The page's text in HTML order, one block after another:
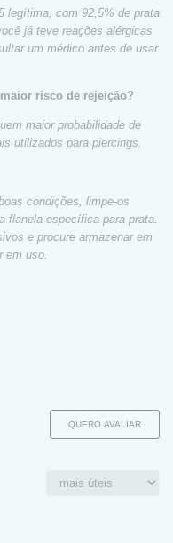
legítima, com 92,5% de prata
já teve reações alérgicas
um médico antes de usar
risco de rejeição?
maior probabilidade de
utilizados para piercings.
condições, limpe-os
flanela específica para prata.
e procure armazenar em
em uso.
QUERO AVALIAR